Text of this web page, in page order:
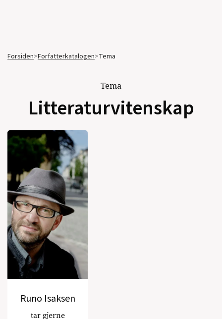
Forsiden>Forfatterkatalogen>Tema
Tema
Litteraturvitenskap
Runo Isaksen
tar gjerne